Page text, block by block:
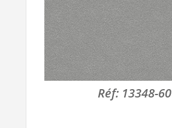
Réf: 13348-60